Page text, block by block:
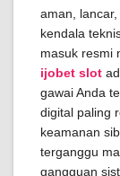
aman,
kendala
masuk resmi
ijobet slot
gawai Anda
digital paling
keamanan
terganggu
gangguan